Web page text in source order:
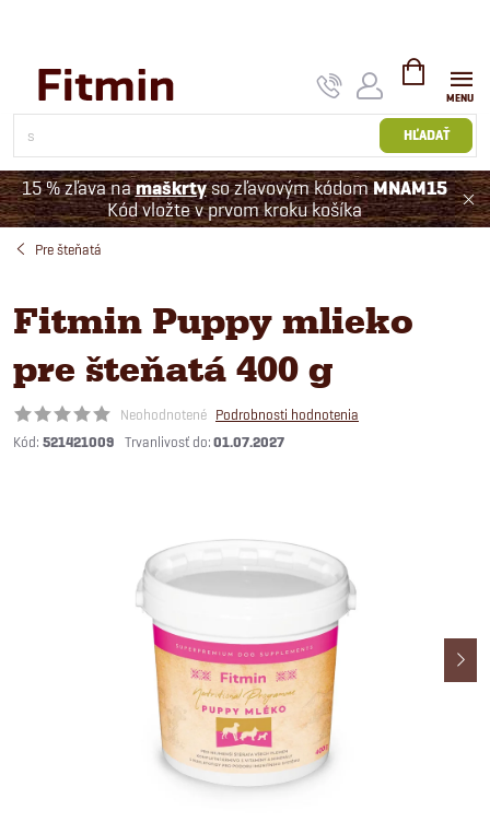
HĽADAŤ
NÁKUPNÝ
KOŠÍK
15 % zľava namaškrtyso zľavovým kódomMNAM15
Kód vložte v prvom kroku košíka
Pre šteňatá
Fitmin Puppy mlieko
pre šteňatá 400 g
Neohodnotené Podrobnosti hodnotenia
Kód: 521421009 01.07.2027